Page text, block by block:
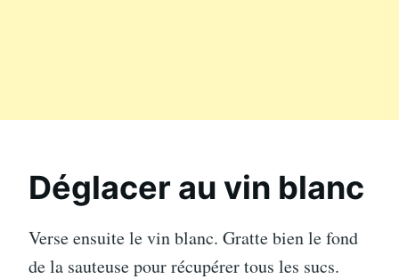
Déglacer au vin blanc
Verse ensuite le vin blanc. Gratte bien le fond
de la sauteuse pour récupérer tous les sucs.